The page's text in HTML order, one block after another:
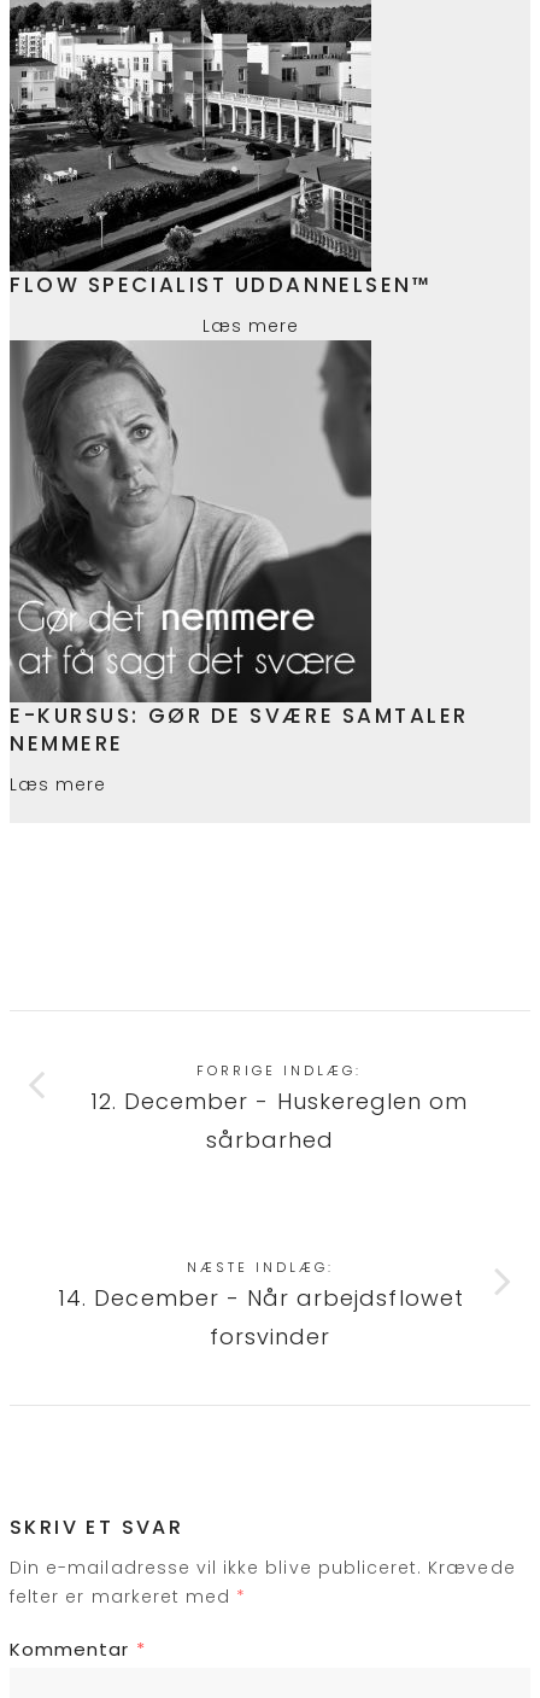
FLOW SPECIALIST UDDANNELSEN™
Læs mere
E-KURSUS: GØR DE SVÆRE SAMTALER
NEMMERE
Læs mere
FORRIGE INDLÆG:
12. December - Huskereglen om
sårbarhed
NÆSTE INDLÆG:
14. December - Når arbejdsflowet
forsvinder
SKRIV ET SVAR
Din e-mailadresse vil ikke blive publiceret. Krævede
felter er markeret med *
Kommentar *